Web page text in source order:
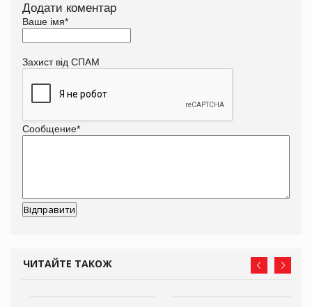
Додати коментар
Ваше імя*
Захист від СПАМ
Сообщение*
ЧИТАЙТЕ ТАКОЖ